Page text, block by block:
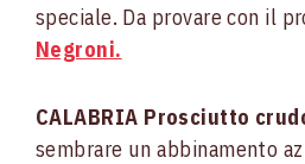
speciale. Da provare con il
Negroni.
CALABRIA Prosciutto
sembrare un abbinamento